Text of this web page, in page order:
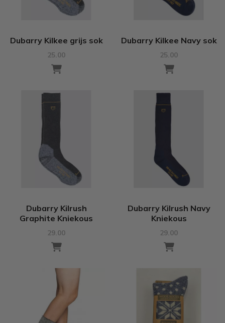
Dubarry Kilkee grijs sok
25.00
Dubarry Kilkee Navy sok
25.00
Dubarry Kilrush
Graphite Kniekous
29.00
Dubarry Kilrush Navy
Kniekous
29.00